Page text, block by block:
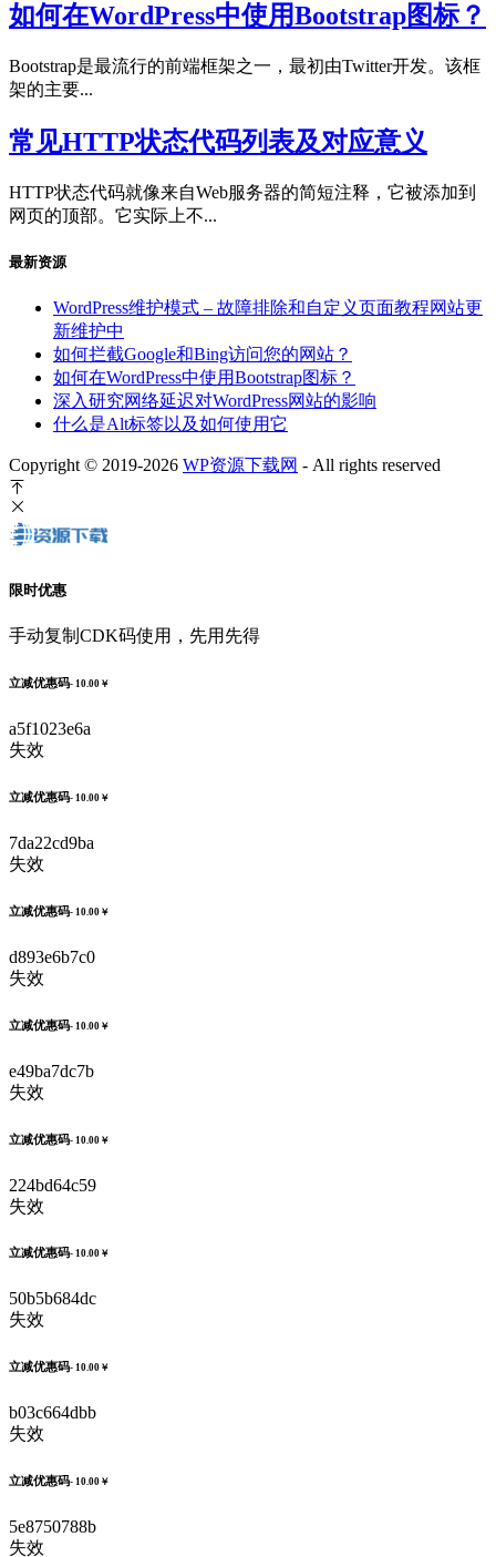
如何在WordPress中使用Bootstrap图标？
Bootstrap是最流行的前端框架之一，最初由Twitter开发。该框
架的主要...
常见HTTP状态代码列表及对应意义
HTTP状态代码就像来自Web服务器的简短注释，它被添加到
网页的顶部。它实际上不...
最新资源
WordPress维护模式 – 故障排除和自定义页面教程网站更
新维护中
如何拦截Google和Bing访问您的网站？
如何在WordPress中使用Bootstrap图标？
深入研究网络延迟对WordPress网站的影响
什么是Alt标签以及如何使用它
Copyright © 2019-2026 WP资源下载网 - All rights reserved
限时优惠
手动复制CDK码使用，先用先得
立减优惠码- 10.00￥
a5f1023e6a
失效
立减优惠码- 10.00￥
7da22cd9ba
失效
立减优惠码- 10.00￥
d893e6b7c0
失效
立减优惠码- 10.00￥
e49ba7dc7b
失效
立减优惠码- 10.00￥
224bd64c59
失效
立减优惠码- 10.00￥
50b5b684dc
失效
立减优惠码- 10.00￥
b03c664dbb
失效
立减优惠码- 10.00￥
5e8750788b
失效